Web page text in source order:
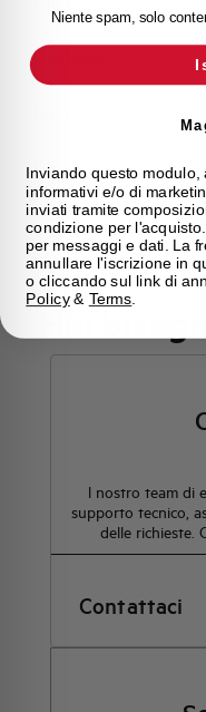
Montaggio
Marca
Hai
l nostro team di
supporto tecnico,
delle richieste.
Contattaci
Niente spam, solo
Inviando questo
informativi e/o di
inviati tramite
condizione per
per messaggi e dati. La
annullare l'iscrizione in
o cliccando sul link di
Policy& Terms